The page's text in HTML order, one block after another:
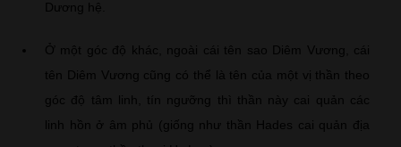
Dương hệ.
Ở một góc độ khác, ngoài cái tên sao Diêm Vương, cái
tên Diêm Vương cũng có thể là tên của một vị thần theo
góc độ tâm linh, tín ngưỡng thì thần này cai quản các
linh hồn ở âm phủ (giống như thần Hades cai quản địa